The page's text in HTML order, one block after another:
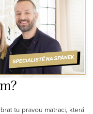
tu pravou matraci, která